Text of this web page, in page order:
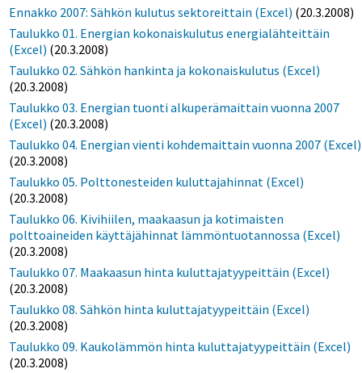
Ennakko 2007: Sähkön kulutus sektoreittain (Excel) (20.3.2008)
Taulukko 01. Energian kokonaiskulutus energialähteittäin
(Excel) (20.3.2008)
Taulukko 02. Sähkön hankinta ja kokonaiskulutus (Excel)
(20.3.2008)
Taulukko 03. Energian tuonti alkuperämaittain vuonna 2007
(Excel) (20.3.2008)
Taulukko 04. Energian vienti kohdemaittain vuonna 2007 (Excel)
(20.3.2008)
Taulukko 05. Polttonesteiden kuluttajahinnat (Excel)
(20.3.2008)
Taulukko 06. Kivihiilen, maakaasun ja kotimaisten
polttoaineiden käyttäjähinnat lämmöntuotannossa (Excel)
(20.3.2008)
Taulukko 07. Maakaasun hinta kuluttajatyypeittäin (Excel)
(20.3.2008)
Taulukko 08. Sähkön hinta kuluttajatyypeittäin (Excel)
(20.3.2008)
Taulukko 09. Kaukolämmön hinta kuluttajatyypeittäin (Excel)
(20.3.2008)